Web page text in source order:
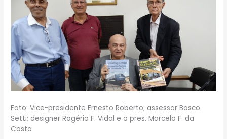
Foto: Vice-presidente Ernesto Roberto; assessor Bosco
Setti; designer Rogério F. Vidal e o pres. Marcelo F. da
Costa